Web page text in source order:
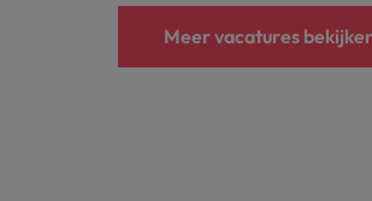
Meer vacatures